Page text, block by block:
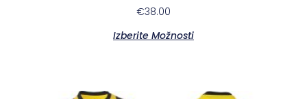
€38.00
Izberite Možnosti